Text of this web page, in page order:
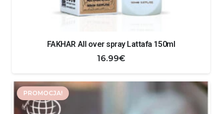
FAKHAR All over spray Lattafa 150ml
16.99€
PROMOCJA!